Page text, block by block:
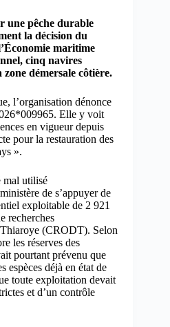
une pêche durable
la décision du
maritime
cinq navires
démersale côtière.
l’organisation dénonce
Elle y voit
en vigueur depuis
pour la restauration des
».
mal utilisé
de s’appuyer de
exploitable de 2 921
recherches
(CRODT). Selon
les réserves des
pourtant prévenu que
espèces déjà en état de
toute exploitation devait
et d’un contrôle